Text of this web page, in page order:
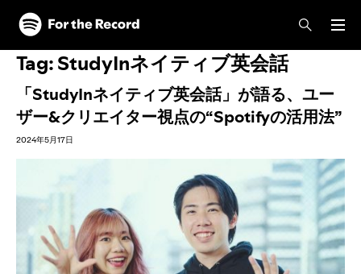
Tag:StudyInネイティブ英会話
「StudyInネイティブ英会話」が語る、ユー
ザー&クリエイター視点の“Spotifyの活用法”
2024年5月17日